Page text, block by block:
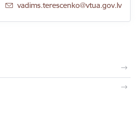
E-pasts:
vadims.terescenko@vtua.gov.lv